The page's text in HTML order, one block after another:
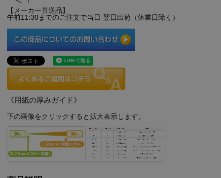
【メーカー直送品】
午前11:30までのご注文で当日-翌日出荷（休業日除く）
《用紙の厚みガイド》
下の画像をクリックすると拡大表示します。